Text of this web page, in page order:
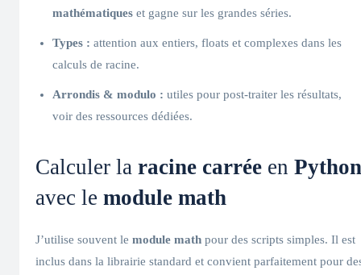
mathématiques et gagne sur les grandes séries.
Types : attention aux entiers, floats et complexes dans les
calculs de racine.
Arrondis & modulo : utiles pour post-traiter les résultats,
voir des ressources dédiées.
Calculer la racine carrée en Python
avec le module math
J’utilise souvent le module math pour des scripts simples. Il est
inclus dans la librairie standard et convient parfaitement pour